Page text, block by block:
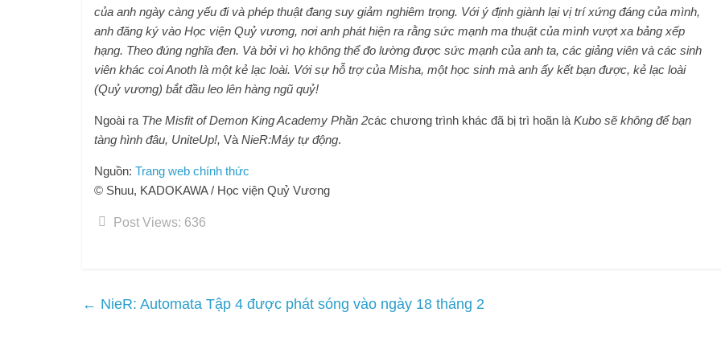
của anh ngày càng yếu đi và phép thuật đang suy giảm nghiêm trọng. Với ý định giành lại vị trí xứng đáng của mình,
anh đăng ký vào Học viện Quỷ vương, nơi anh phát hiện ra rằng sức mạnh ma thuật của mình vượt xa bảng xếp
hạng. Theo đúng nghĩa đen. Và bởi vì họ không thể đo lường được sức mạnh của anh ta, các giảng viên và các sinh
viên khác coi Anoth là một kẻ lạc loài. Với sự hỗ trợ của Misha, một học sinh mà anh ấy kết bạn được, kẻ lạc loài
(Quỷ vương) bắt đầu leo ​​​​lên hàng ngũ quỷ!
Ngoài ra The Misfit of Demon King Academy Phần 2các chương trình khác đã bị trì hoãn là Kubo sẽ không để bạn
tàng hình đâu, UniteUp!, Và NieR:Máy tự động.
Nguồn: Trang web chính thức
© Shuu, KADOKAWA / Học viện Quỷ Vương
Post Views: 636
← NieR: Automata Tập 4 được phát sóng vào ngày 18 tháng 2